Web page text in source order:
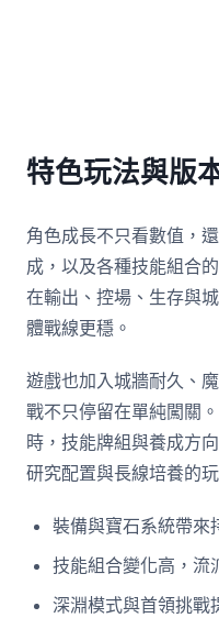
特色玩法與版
角色成長不只看數值，
成，以及各種技能組合
在輸出、控場、生存與
體戰線更穩。
遊戲也加入城牆耐久、
戰不只停留在單純闖關
時，技能牌組與養成方
研究配置與長線培養的玩
裝備與寶石系統帶來
技能組合變化高，流
深淵模式與首領挑戰